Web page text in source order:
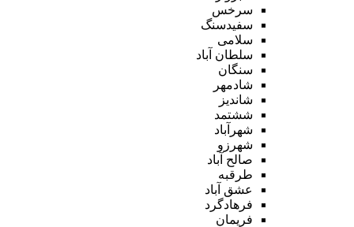
سرخس
سفیدسنگ
سلامی
سلطان آباد
سنگان
شادمهر
شاندیز
ششتمد
شهرآباد
شهرزو
صالح آباد
طرقبه
عشق آباد
فرهادگرد
فریمان